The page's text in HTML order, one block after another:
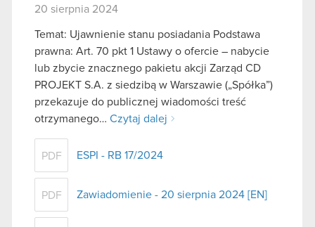
20 sierpnia 2024
Temat: Ujawnienie stanu posiadania Podstawa
prawna: Art. 70 pkt 1 Ustawy o ofercie – nabycie
lub zbycie znacznego pakietu akcji Zarząd CD
PROJEKT S.A. z siedzibą w Warszawie („Spółka”)
przekazuje do publicznej wiadomości treść
otrzymanego… Czytaj dalej
PDF ESPI - RB 17/2024
PDF Zawiadomienie - 20 sierpnia 2024 [EN]